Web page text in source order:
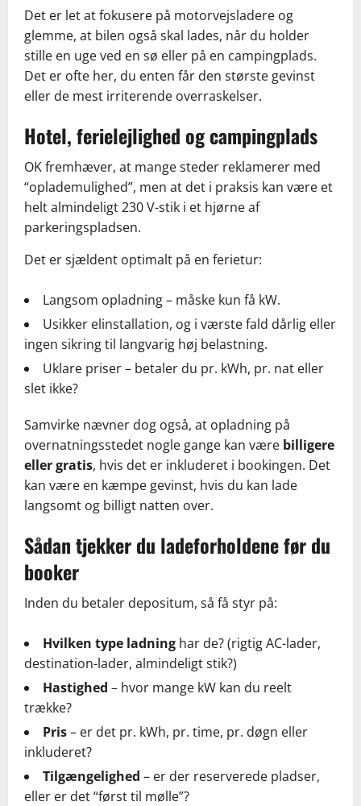
Det er let at fokusere på motorvejsladere og
glemme, at bilen også skal lades, når du holder
stille en uge ved en sø eller på en campingplads.
Det er ofte her, du enten får den største gevinst
eller de mest irriterende overraskelser.
Hotel, ferielejlighed og campingplads
OK fremhæver, at mange steder reklamerer med
“oplademulighed”, men at det i praksis kan være et
helt almindeligt 230 V-stik i et hjørne af
parkeringspladsen.
Det er sjældent optimalt på en ferietur:
Langsom opladning – måske kun få kW.
Usikker elinstallation, og i værste fald dårlig eller
ingen sikring til langvarig høj belastning.
Uklare priser – betaler du pr. kWh, pr. nat eller
slet ikke?
Samvirke nævner dog også, at opladning på
overnatningsstedet nogle gange kan være billigere
eller gratis, hvis det er inkluderet i bookingen. Det
kan være en kæmpe gevinst, hvis du kan lade
langsomt og billigt natten over.
Sådan tjekker du ladeforholdene før du
booker
Inden du betaler depositum, så få styr på:
Hvilken type ladning har de? (rigtig AC-lader,
destination-lader, almindeligt stik?)
Hastighed – hvor mange kW kan du reelt
trække?
Pris– er det pr. kWh, pr. time, pr. døgn eller
inkluderet?
Tilgængelighed – er der reserverede pladser,
eller er det “først til mølle”?